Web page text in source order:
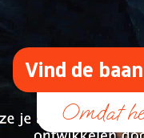
Vind de